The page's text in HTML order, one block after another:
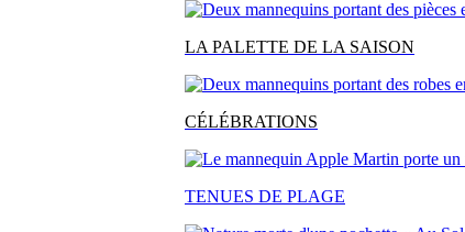
LA PALETTE DE LA SAISON
CÉLÉBRATIONS
TENUES DE PLAGE